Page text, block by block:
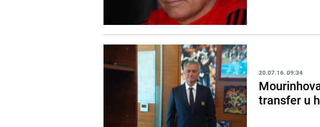
20.07.16. 09:34
transfer u